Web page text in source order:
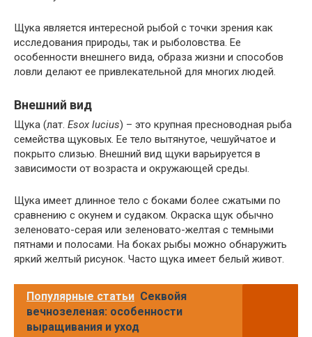
Щука является интересной рыбой с точки зрения как
исследования природы, так и рыболовства. Ее
особенности внешнего вида, образа жизни и способов
ловли делают ее привлекательной для многих людей.
Внешний вид
Щука (лат. Esox lucius) – это крупная пресноводная рыба
семейства щуковых. Ее тело вытянутое, чешуйчатое и
покрыто слизью. Внешний вид щуки варьируется в
зависимости от возраста и окружающей среды.
Щука имеет длинное тело с боками более сжатыми по
сравнению с окунем и судаком. Окраска щук обычно
зеленовато-серая или зеленовато-желтая с темными
пятнами и полосами. На боках рыбы можно обнаружить
яркий желтый рисунок. Часто щука имеет белый живот.
Популярные статьи Секвойя
вечнозеленая: особенности
выращивания и уход